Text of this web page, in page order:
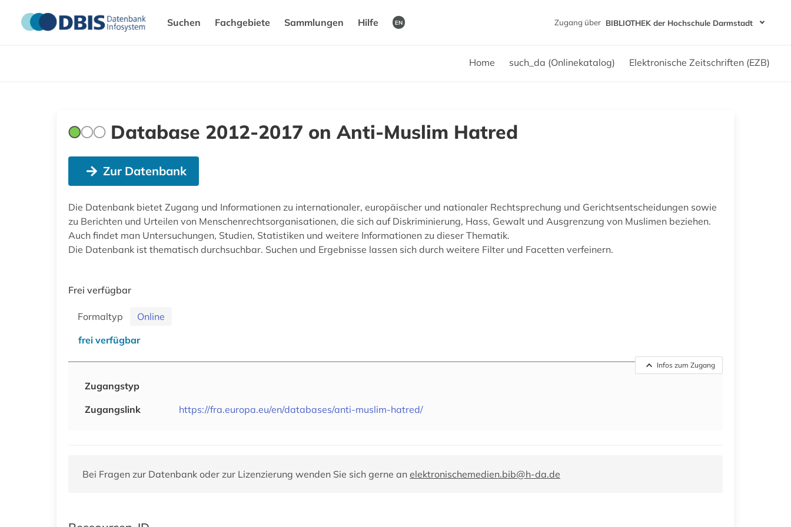
Suchen Fachgebiete Sammlungen Hilfe EN Zugang über BIBLIOTHEK der Hochschule Darmstadt
Home such_da (Onlinekatalog) Elektronische Zeitschriften (EZB)
Database 2012-2017 on Anti-Muslim Hatred
Zur Datenbank
Die Datenbank bietet Zugang und Informationen zu internationaler, europäischer und nationaler Rechtsprechung und Gerichtsentscheidungen sowie
zu Berichten und Urteilen von Menschenrechtsorganisationen, die sich auf Diskriminierung, Hass, Gewalt und Ausgrenzung von Muslimen beziehen.
Auch findet man Untersuchungen, Studien, Statistiken und weitere Informationen zu dieser Thematik.
Die Datenbank ist thematisch durchsuchbar. Suchen und Ergebnisse lassen sich durch weitere Filter und Facetten verfeinern.
Frei verfügbar
Formaltyp
Online
frei verfügbar
Infos zum Zugang
Zugangstyp
Zugangslink
https://fra.europa.eu/en/databases/anti-muslim-hatred/
Bei Fragen zur Datenbank oder zur Lizenzierung wenden Sie sich gerne an elektronischemedien.bib@h-da.de